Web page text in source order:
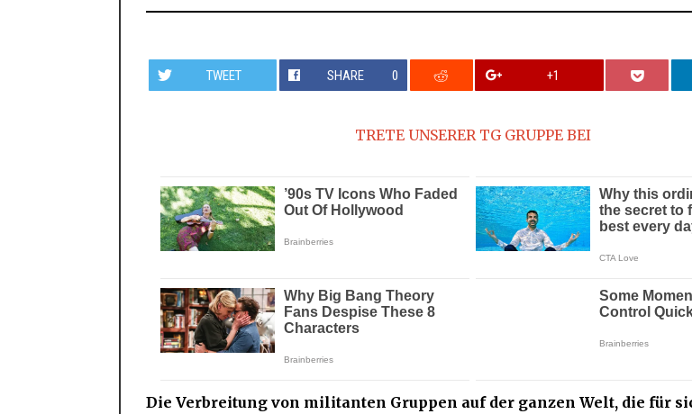
TWEET SHARE 0 +1
TRETE UNSERER TG GRUPPE BEI
Die Verbreitung von militanten Gruppen auf der ganzen Welt, die für